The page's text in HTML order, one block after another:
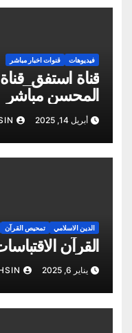
فيديوهات قنوات اخبار مباشر
قناة
المحسن مباشر
أبريل 14, 2025
الدين الاسلامي تمحيص القرآن
القرآن
يناير 6, 2025